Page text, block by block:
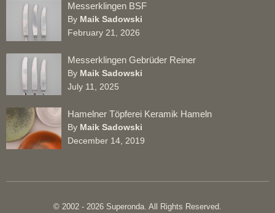
Messerklingen BSF
By Maik Sadowski
February 21, 2026
Messerklingen Gebrüder Reiner
By Maik Sadowski
July 11, 2025
Hamelner Töpferei Keramik Hameln
By Maik Sadowski
December 14, 2019
© 2002 - 2026 Superonda. All Rights Reserved.